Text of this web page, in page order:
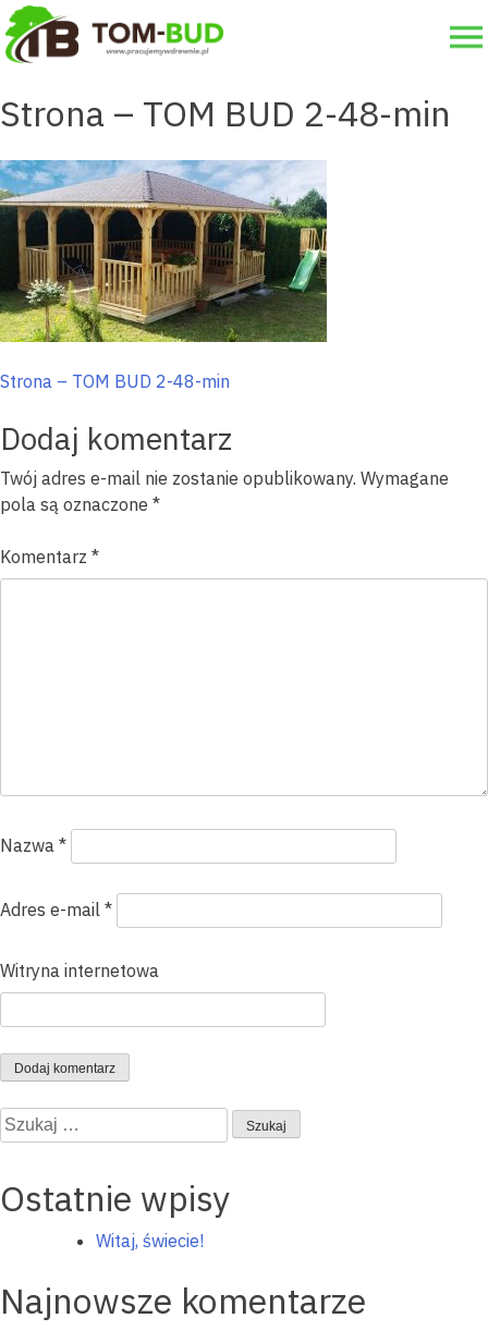
Skip
to
content
×
STRONA GŁÓWNA
OFERTA
O NAS
DLACZEGO MY?
GALERIA
KONTAKT
Strona – TOM BUD 2-48-min
Nawigacja
wpisu
Strona – TOM BUD 2-48-min
Dodaj komentarz
Twój adres e-mail nie zostanie opublikowany. Wymagane
pola są oznaczone *
Komentarz *
Nazwa *
Adres e-mail *
Witryna internetowa
Szukaj:
Ostatnie wpisy
Witaj, świecie!
Najnowsze komentarze